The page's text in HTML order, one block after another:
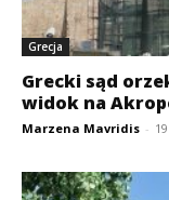
Grecja
Grecki sąd
widok na
Marzena Mavridis -